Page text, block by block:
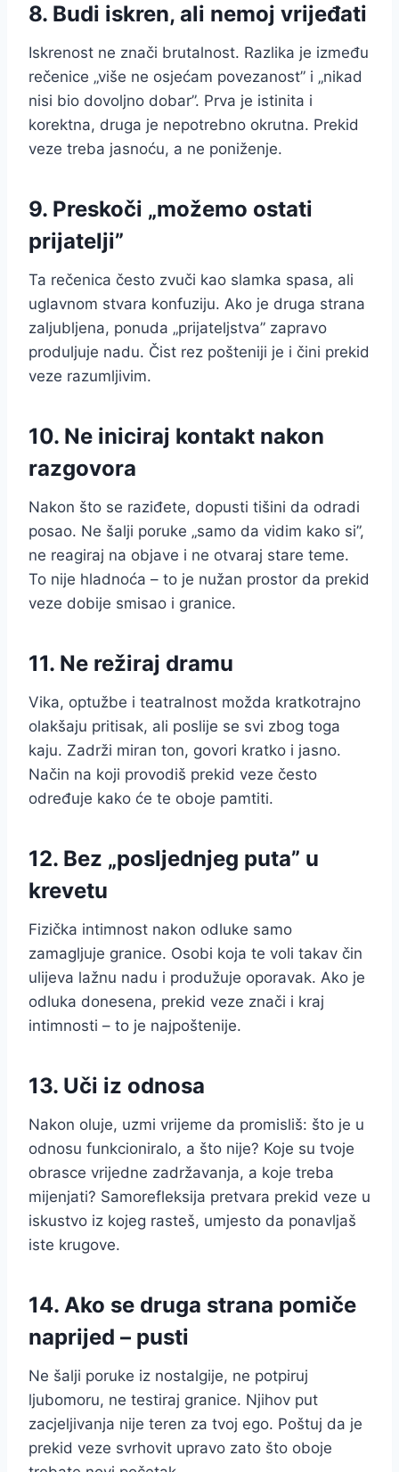
8. Budi iskren, ali nemoj vrijeđati
Iskrenost ne znači brutalnost. Razlika je između
rečenice „više ne osjećam povezanost” i „nikad
nisi bio dovoljno dobar”. Prva je istinita i
korektna, druga je nepotrebno okrutna. Prekid
veze treba jasnoću, a ne poniženje.
9. Preskoči „možemo ostati
prijatelji”
Ta rečenica često zvuči kao slamka spasa, ali
uglavnom stvara konfuziju. Ako je druga strana
zaljubljena, ponuda „prijateljstva” zapravo
produljuje nadu. Čist rez pošteniji je i čini prekid
veze razumljivim.
10. Ne iniciraj kontakt nakon
razgovora
Nakon što se raziđete, dopusti tišini da odradi
posao. Ne šalji poruke „samo da vidim kako si”,
ne reagiraj na objave i ne otvaraj stare teme.
To nije hladnoća – to je nužan prostor da prekid
veze dobije smisao i granice.
11. Ne režiraj dramu
Vika, optužbe i teatralnost možda kratkotrajno
olakšaju pritisak, ali poslije se svi zbog toga
kaju. Zadrži miran ton, govori kratko i jasno.
Način na koji provodiš prekid veze često
određuje kako će te oboje pamtiti.
12. Bez „posljednjeg puta” u
krevetu
Fizička intimnost nakon odluke samo
zamagljuje granice. Osobi koja te voli takav čin
ulijeva lažnu nadu i produžuje oporavak. Ako je
odluka donesena, prekid veze znači i kraj
intimnosti – to je najpoštenije.
13. Uči iz odnosa
Nakon oluje, uzmi vrijeme da promisliš: što je u
odnosu funkcioniralo, a što nije? Koje su tvoje
obrasce vrijedne zadržavanja, a koje treba
mijenjati? Samorefleksija pretvara prekid veze u
iskustvo iz kojeg rasteš, umjesto da ponavljaš
iste krugove.
14. Ako se druga strana pomiče
naprijed – pusti
Ne šalji poruke iz nostalgije, ne potpiruj
ljubomoru, ne testiraj granice. Njihov put
zacjeljivanja nije teren za tvoj ego. Poštuj da je
prekid veze svrhovit upravo zato što oboje